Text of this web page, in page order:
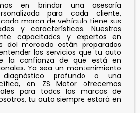
en brindar una asesoría
para cada cliente,
marca de vehículo tiene sus
y características. Nuestros
capacitados y expertos en
del mercado están preparados
los servicios que tu auto
la confianza de que está en
Ya sea un mantenimiento
profundo o una
en ZS Motor ofrecemos
para todas las marcas de
tu auto siempre estará en